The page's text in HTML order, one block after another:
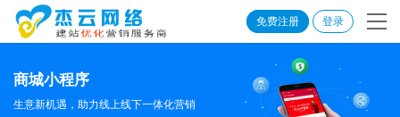
免费注册 登录
商城小程序
生意新机遇，助力线上线下一体化营销